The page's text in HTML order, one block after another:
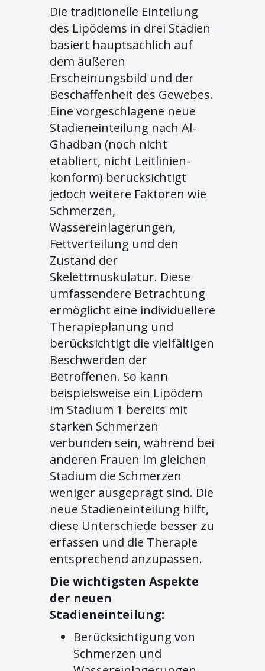
Die traditionelle Einteilung
des Lipödems in drei Stadien
basiert hauptsächlich auf
dem äußeren
Erscheinungsbild und der
Beschaffenheit des Gewebes.
Eine vorgeschlagene neue
Stadieneinteilung nach Al-
Ghadban (noch nicht
etabliert, nicht Leitlinien-
konform) berücksichtigt
jedoch weitere Faktoren wie
Schmerzen,
Wassereinlagerungen,
Fettverteilung und den
Zustand der
Skelettmuskulatur. Diese
umfassendere Betrachtung
ermöglicht eine individuellere
Therapieplanung und
berücksichtigt die vielfältigen
Beschwerden der
Betroffenen. So kann
beispielsweise ein Lipödem
im Stadium 1 bereits mit
starken Schmerzen
verbunden sein, während bei
anderen Frauen im gleichen
Stadium die Schmerzen
weniger ausgeprägt sind. Die
neue Stadieneinteilung hilft,
diese Unterschiede besser zu
erfassen und die Therapie
entsprechend anzupassen.
Die wichtigsten Aspekte
der neuen
Stadieneinteilung:
Berücksichtigung von
Schmerzen und